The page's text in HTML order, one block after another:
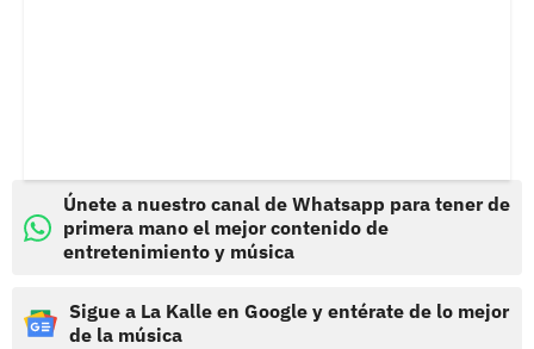
Únete a nuestro canal de Whatsapp para tener de
primera mano el mejor contenido de
entretenimiento y música
Sigue a La Kalle en Google y entérate de lo mejor
de la música